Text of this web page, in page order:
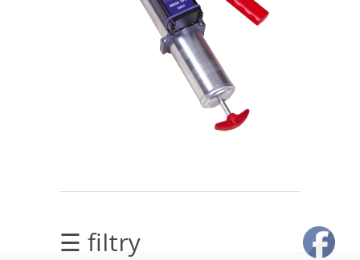
☰ filtry
Wibrodiagnostyka